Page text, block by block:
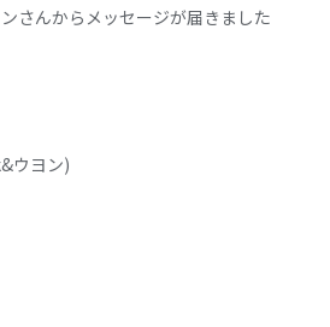
さんからメッセージが届きました
ウヨン)